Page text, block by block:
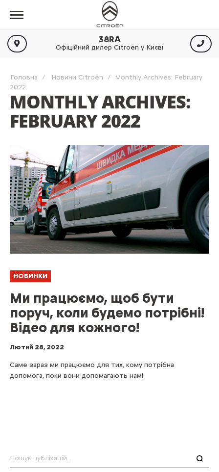
38RA
Офіційний дилер Citroën у Києві
Головна Новини Citroën
Monthly Archives: February
2022
MONTHLY ARCHIVES:
FEBRUARY 2022
НОВИНКИ
Ми працюємо, щоб бути
поруч, коли будемо потрібні!
Відео для кожного!
Лютий 28, 2022
Саме зараз ми працюємо для тих, кому потрібна
допомога, поки вони допомагають нам!